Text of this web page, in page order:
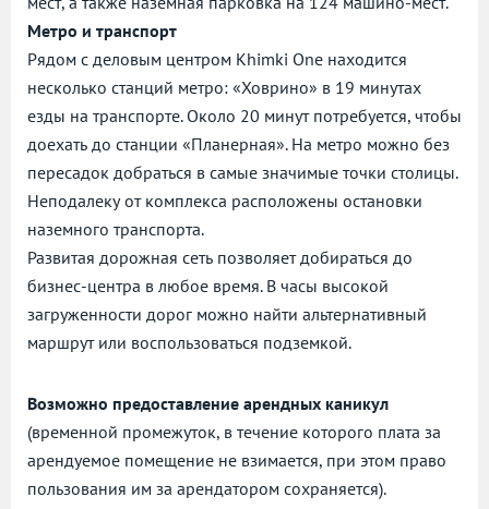
Метро и транспорт
Рядом с деловым центром Khimki One находится
несколько станций метро: «Ховрино» в 19 минутах
езды на транспорте. Около 20 минут потребуется, чтобы
доехать до станции «Планерная». На метро можно без
пересадок добраться в самые значимые точки столицы.
Неподалеку от комплекса расположены остановки
наземного транспорта.
Развитая дорожная сеть позволяет добираться до
бизнес-центра в любое время. В часы высокой
загруженности дорог можно найти альтернативный
маршрут или воспользоваться подземкой.
Возможно предоставление арендных каникул
(временной промежуток, в течение которого плата за
арендуемое помещение не взимается, при этом право
пользования им за арендатором сохраняется).